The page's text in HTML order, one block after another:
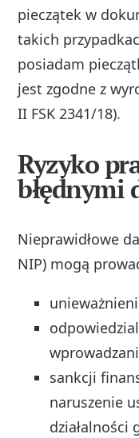
pieczątek w
takich
posiadam
jest zgodne z
II FSK 2341/18).
Ryzyko
błędnymi
Nieprawidłowe
NIP) mogą
sankcji
naruszenie
działalności